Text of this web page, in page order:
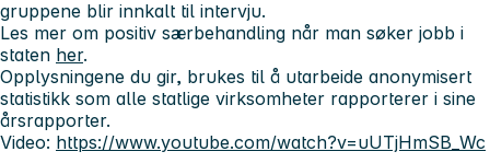
gruppene blir innkalt til intervju.
Les mer om positiv særbehandling når man søker jobb i
staten her.
Opplysningene du gir, brukes til å utarbeide anonymisert
statistikk som alle statlige virksomheter rapporterer i sine
årsrapporter.
Video: https://www.youtube.com/watch?v=uUTjHmSB_Wc